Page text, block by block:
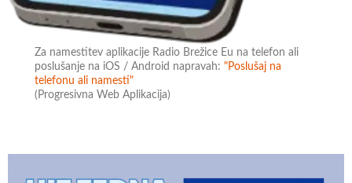
Za namestitev aplikacije Radio Brežice Eu na telefon ali
poslušanje na iOS / Android napravah:"Poslušaj na
telefonu ali namesti"
(Progresivna Web Aplikacija)